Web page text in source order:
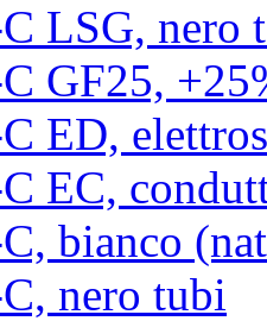
LSG, nero
GF25,
ED,
EC,
bianco
nero tubi